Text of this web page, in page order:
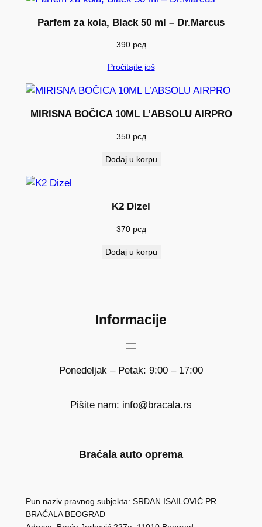
Parfem za kola, Black 50 ml – Dr.Marcus
390 рсд
Pročitajte još
MIRISNA BOČICA 10ML L’ABSOLU AIRPRO
350 рсд
Dodaj u korpu
K2 Dizel
370 рсд
Dodaj u korpu
Informacije
Ponedeljak – Petak: 9:00 – 17:00
Pišite nam: info@bracala.rs
Braćala auto oprema
Pun naziv pravnog subjekta: SRĐAN ISAILOVIĆ PR
BRAĆALA BEOGRAD